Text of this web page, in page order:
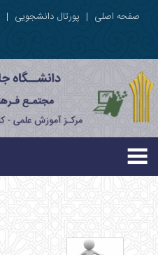
صفحه اصلی | پورتال دانشجویی |